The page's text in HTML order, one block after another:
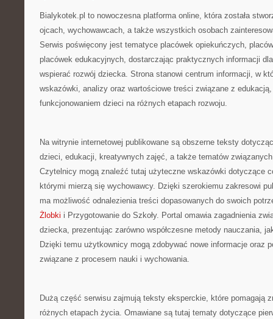
Bialykotek.pl to nowoczesna platforma online, która została
ojcach, wychowawcach, a także wszystkich osobach
Serwis poświęcony jest tematyce placówek opiekuńczych,
placówek edukacyjnych, dostarczając praktycznych informacji
wspierać rozwój dziecka. Strona stanowi centrum informacji, w
wskazówki, analizy oraz wartościowe treści związane z
funkcjonowaniem dzieci na różnych etapach rozwoju.
Na witrynie internetowej publikowane są obszerne teksty
dzieci, edukacji, kreatywnych zajęć, a także tematów
Czytelnicy mogą znaleźć tutaj użyteczne wskazówki dotyczące
którymi mierzą się wychowawcy. Dzięki szerokiemu zakresowi
ma możliwość odnalezienia treści dopasowanych do swoich
Żlobki i Przygotowanie do Szkoły. Portal omawia zagadnienia
dziecka, prezentując zarówno współczesne metody nauczania,
Dzięki temu użytkownicy mogą zdobywać nowe informacje oraz
związane z procesem nauki i wychowania.
Dużą część serwisu zajmują teksty eksperckie, które pomagają
różnych etapach życia. Omawiane są tutaj tematy dotyczące